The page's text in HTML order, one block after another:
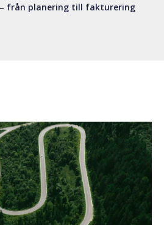
från planering till fakturering